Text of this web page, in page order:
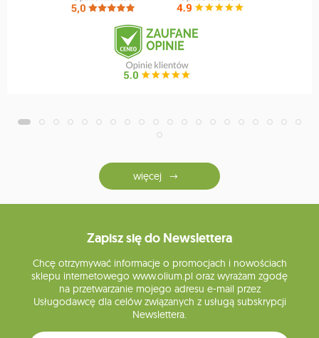
więcej
Zapisz się do Newslettera
Chcę otrzymywać informacje o promocjach i nowościach
sklepu internetowego www.olium.pl oraz wyrażam zgodę
na przetwarzanie mojego adresu e-mail przez
Usługodawcę dla celów związanych z usługą subskrypcji
Newslettera.